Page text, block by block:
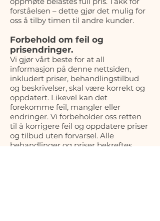
forståelsen – dette gjør det mulig for
oss å tilby timen til andre kunder.
Forbehold om feil og
prisendringer.
Vi gjør vårt beste for at all
informasjon på denne nettsiden,
inkludert priser, behandlingstilbud
og beskrivelser, skal være korrekt og
oppdatert. Likevel kan det
forekomme feil, mangler eller
endringer. Vi forbeholder oss retten
til å korrigere feil og oppdatere priser
og tilbud uten forvarsel. Alle
behandlinger og priser bekreftes